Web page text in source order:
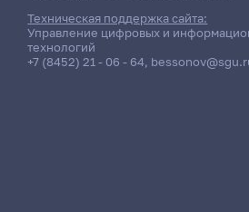
Техническая поддержка сайта:
Управление цифровых и
технологий
+7 (8452) 21 - 06 - 64,